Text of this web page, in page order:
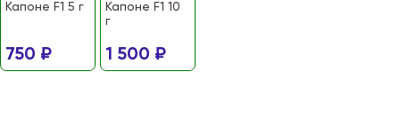
Капоне F1 5 г
750 ₽
Капоне F1 10
г
1 500 ₽